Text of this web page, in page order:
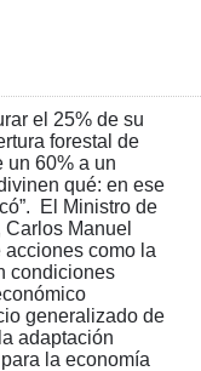
el 25% de su
forestal de
un 60% a un
qué: en ese
El Ministro de
Manuel
acciones como la
condiciones
generalizado de
adaptación
la economía